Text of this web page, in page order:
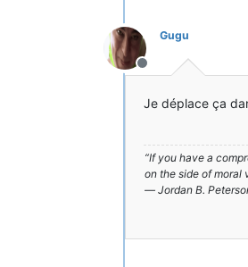
Hors-ligne
Gugu
Je déplace ça
“If you have a
on the side of moral
― Jordan B.